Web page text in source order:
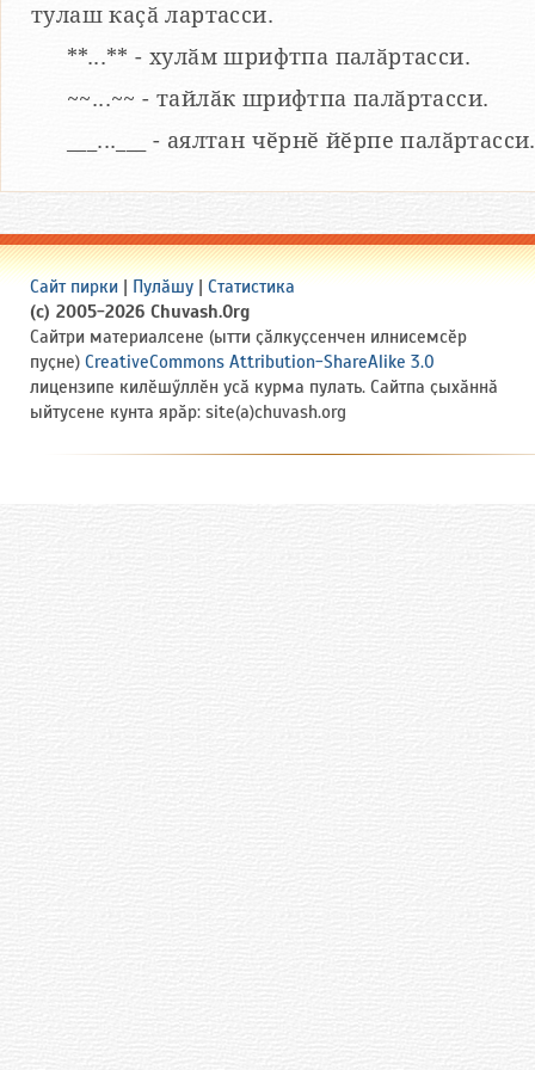
тулаш каҫӑ лартасси.
**...** - хулӑм шрифтпа палӑртасси.
~~...~~ - тайлӑк шрифтпа палӑртасси.
___...___ - аялтан чӗрнӗ йӗрпе палӑртасси.
Сайт пирки | Пулӑшу | Статистика
(c) 2005-2026 Chuvash.Org
Сайтри материалсене (ытти ҫӑлкуҫсенчен илнисемсӗр
пуҫне) CreativeCommons Attribution-ShareAlike 3.0
лицензипе килӗшӳллӗн усӑ курма пулать. Сайтпа ҫыхӑннӑ
ыйтусене кунта ярӑр: site(a)chuvash.org